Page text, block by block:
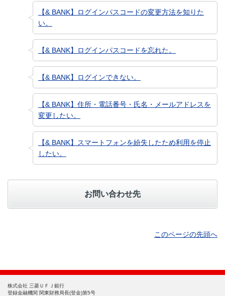
【& BANK】ログインパスコードの変更方法を知りた
い。
【& BANK】ログインパスコードを忘れた。
【& BANK】ログインできない。
【& BANK】住所・電話番号・氏名・メールアドレスを
変更したい。
【& BANK】スマートフォンを紛失したため利用を停止
したい。
お問い合わせ先
このページの先頭へ
株式会社 三菱ＵＦＪ銀行
登録金融機関 関東財務局長(登金)第5号